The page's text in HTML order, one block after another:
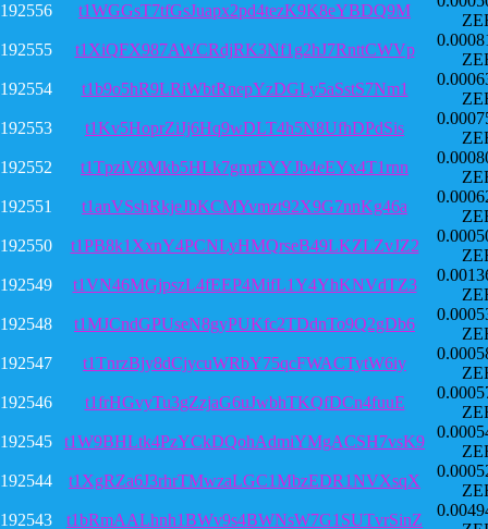
192556
t1WGGsT7tfGsJuapx2pd4tezK9K8eYBDQ9M
192555
t1XiQFX987AWCRdjRK3Nf1g2hJ7RnttCWVp
192554
t1b9o5hR9LRiWbtRnepYzDGLy5aSstS7Nm1
192553
t1Kv5HoprZiJj6Hq9wDLT4h5N8UfhDPdSis
192552
t1TpziV8Mkb5HLk7gmrFYYJb4eEYx4T1rnn
192551
t1anVSshRkjeJbKCMYvmzt92X9G7nnKg46a
192550
t1PB8k1XxnY4PCNLyHMQrseB49LKZLZvJZ2
192549
t1VN46MGjpszL4fEEP4MifL1Y4YhKNVdTZ3
192548
t1MJCndGPUseN8gyPUKfc2TDdnTo9Q2gDb6
192547
t1TnrzBjy8dCjycuWRbY75qcFWACTytW6iy
192546
t1frHGvyTu3gZzjaG6uJwbhTKQfDCn4fuuE
192545
t1W9BHLtk4PzYCkDQohAdmiYMgACSH7vsK9
192544
t1XgRZa6J3rhrTMwzaLGC1MbzEDR1NVXsqX
192543
t1bRmAALhnh1BWv9s4BWNsW7G1SUTvrSinZ